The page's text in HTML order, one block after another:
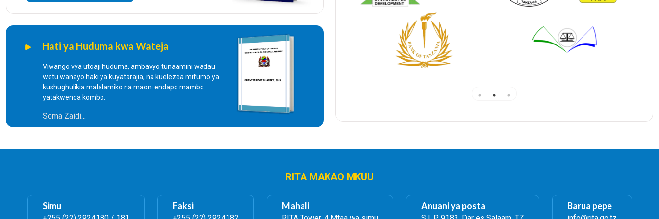
Hati ya Huduma kwa Wateja
Viwango vya utoaji huduma, ambavyo tunaamini wadau
wetu wanayo haki ya kuyatarajia, na kuelezea mifumo ya
kushughulikia malalamiko na maoni endapo mambo
yatakwenda kombo.
Soma Zaidi...
RITA MAKAO MKUU
Simu Faksi Mahali Anuani ya posta Barua pepe